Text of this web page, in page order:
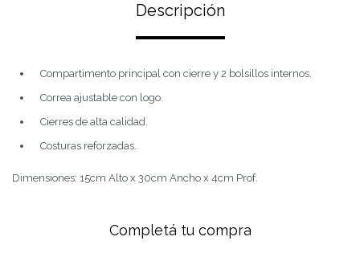
Descripción
Compartimento principal con cierre y 2 bolsillos internos.
Correa ajustable con logo.
Cierres de alta calidad.
Costuras reforzadas.
Dimensiones: 15cm Alto x 30cm Ancho x 4cm Prof.
Completá tu compra